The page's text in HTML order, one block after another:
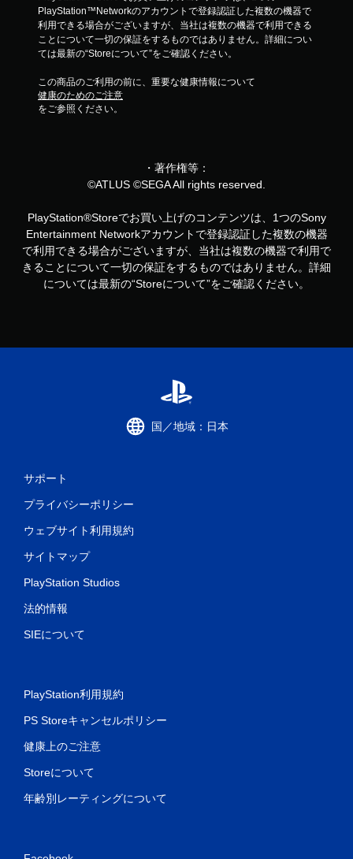
PlayStation™Networkのアカウントで登録認証した複数の機器で
利用できる場合がございますが、当社は複数の機器で利用できる
ことについて一切の保証をするものではありません。詳細につい
ては最新の“Storeについて”をご確認ください。
この商品のご利用の前に、重要な健康情報について
健康のためのご注意
をご参照ください。
・著作権等：
©ATLUS ©SEGA All rights reserved.
PlayStation®Storeでお買い上げのコンテンツは、1つのSony
Entertainment Networkアカウントで登録認証した複数の機器
で利用できる場合がございますが、当社は複数の機器で利用で
きることについて一切の保証をするものではありません。詳細
については最新の“Storeについて”をご確認ください。
国／地域：日本
サポート
プライバシーポリシー
ウェブサイト利用規約
サイトマップ
PlayStation Studios
法的情報
SIEについて
PlayStation利用規約
PS Storeキャンセルポリシー
健康上のご注意
Storeについて
年齢別レーティングについて